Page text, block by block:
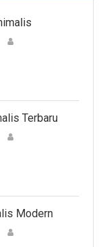
Terbaru
Modern